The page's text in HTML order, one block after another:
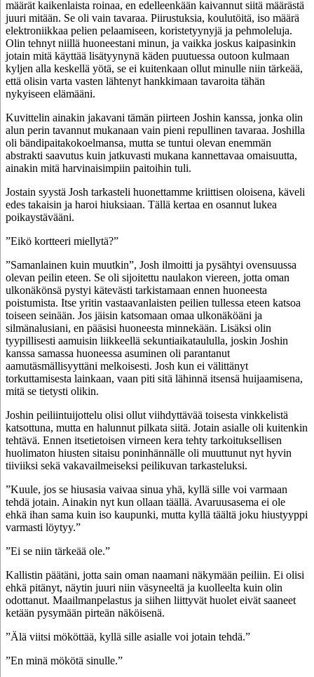
määrät kaikenlaista roinaa, en edelleenkään kaivannut siitä määrästä
juuri mitään. Se oli vain tavaraa. Piirustuksia, koulutöitä, iso määrä
elektroniikkaa pelien pelaamiseen, koristetyynyjä ja pehmoleluja.
Olin tehnyt niillä huoneestani minun, ja vaikka joskus kaipasinkin
jotain mitä käyttää lisätyynynä käden puutuessa outoon kulmaan
kyljen alla keskellä yötä, se ei kuitenkaan ollut minulle niin tärkeää,
että olisin varta vasten lähtenyt hankkimaan tavaroita tähän
nykyiseen elämääni.
Kuvittelin ainakin jakavani tämän piirteen Joshin kanssa, jonka olin
alun perin tavannut mukanaan vain pieni repullinen tavaraa. Joshilla
oli bändipaitakokoelmansa, mutta se tuntui olevan enemmän
abstrakti saavutus kuin jatkuvasti mukana kannettavaa omaisuutta,
ainakin mitä harvinaisimpiin paitoihin tuli.
Jostain syystä Josh tarkasteli huonettamme kriittisen oloisena, käveli
edes takaisin ja haroi hiuksiaan. Tällä kertaa en osannut lukea
poikaystävääni.
”Eikö kortteeri miellytä?”
”Samanlainen kuin muutkin”, Josh ilmoitti ja pysähtyi ovensuussa
olevan peilin eteen. Se oli sijoitettu naulakon viereen, jotta oman
ulkonäkönsä pystyi kätevästi tarkistamaan ennen huoneesta
poistumista. Itse yritin vastaavanlaisten peilien tullessa eteen katsoa
toiseen seinään. Jos jäisin katsomaan omaa ulkonäköäni ja
silmänalusiani, en pääsisi huoneesta minnekään. Lisäksi olin
tyypillisesti aamuisin liikkeellä sekuntiaikataululla, joskin Joshin
kanssa samassa huoneessa asuminen oli parantanut
aamutäsmällisyyttäni melkoisesti. Josh kun ei välittänyt
torkuttamisesta lainkaan, vaan piti sitä lähinnä itsensä huijaamisena,
mitä se tietysti olikin.
Joshin peiliintuijottelu olisi ollut viihdyttävää toisesta vinkkelistä
katsottuna, mutta en halunnut pilkata siitä. Jotain asialle oli kuitenkin
tehtävä. Ennen itsetietoisen virneen kera tehty tarkoituksellisen
huolimaton hiusten sitaisu poninhännälle oli muuttunut nyt hyvin
tiiviiksi sekä vakavailmeiseksi peilikuvan tarkasteluksi.
”Kuule, jos se hiusasia vaivaa sinua yhä, kyllä sille voi varmaan
tehdä jotain. Ainakin nyt kun ollaan täällä. Avaruusasema ei ole
ehkä ihan sama kuin iso kaupunki, mutta kyllä täältä joku hiustyyppi
varmasti löytyy.”
”Ei se niin tärkeää ole.”
Kallistin päätäni, jotta sain oman naamani näkymään peiliin. Ei olisi
ehkä pitänyt, näytin juuri niin väsyneeltä ja kuolleelta kuin olin
odottanut. Maailmanpelastus ja siihen liittyvät huolet eivät saaneet
ketään pysymään pirteän näköisenä.
”Älä viitsi mököttää, kyllä sille asialle voi jotain tehdä.”
”En minä mökötä sinulle.”